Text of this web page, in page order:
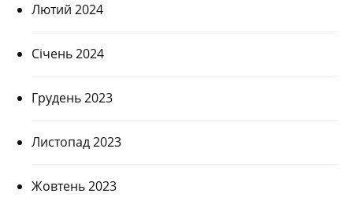
Лютий 2024
Січень 2024
Грудень 2023
Листопад 2023
Жовтень 2023